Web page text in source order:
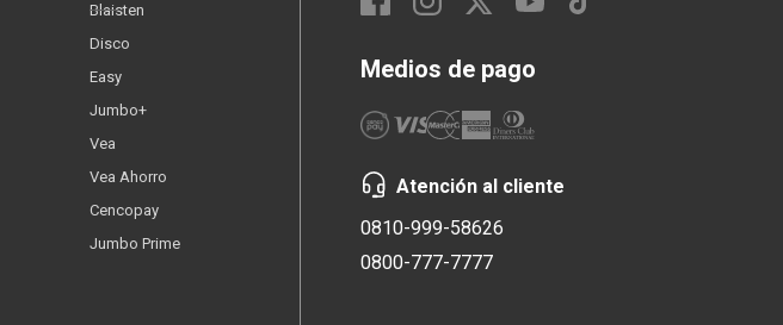
Blaisten
Disco
Easy
Jumbo+
Vea
Vea Ahorro
Cencopay
Jumbo Prime
Medios de pago
Atención al cliente
0810-999-58626
0800-777-7777